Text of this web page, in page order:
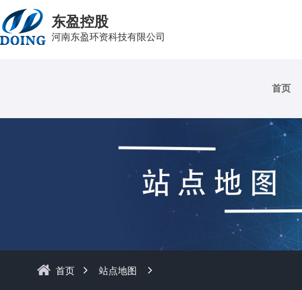
东盈控股
河南东盈环资科技有限公司
首页
首页 站点地图